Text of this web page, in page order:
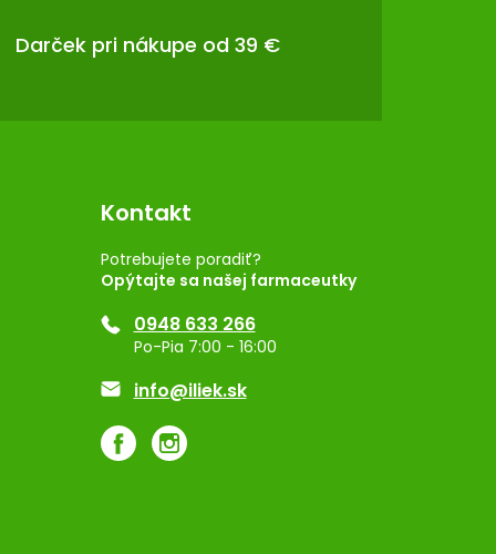
Darček pri nákupe od 39 €
Kontakt
Potrebujete poradiť?
Opýtajte sa našej farmaceutky
0948 633 266
Po-Pia 7:00 - 16:00
info@iliek.sk